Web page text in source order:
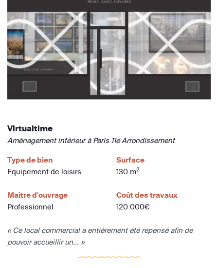
Virtualtime
Aménagement intérieur à Paris 11e Arrondissement
Type de bien
Equipement de loisirs
Surface
130 m2
Maître d'ouvrage
Professionnel
Coût des travaux
120 000€
« Ce local commercial a entièrement été repensé afin de
pouvoir accueillir un... »